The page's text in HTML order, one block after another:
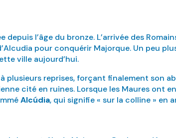
l’âge du bronze. L’arrivée des
pour conquérir Majorque. Un peu
ville aujourd’hui.
plusieurs reprises, forçant finalement son
cité en ruines. Lorsque les Maures ont
Alcúdia, qui signifie « sur la colline » en